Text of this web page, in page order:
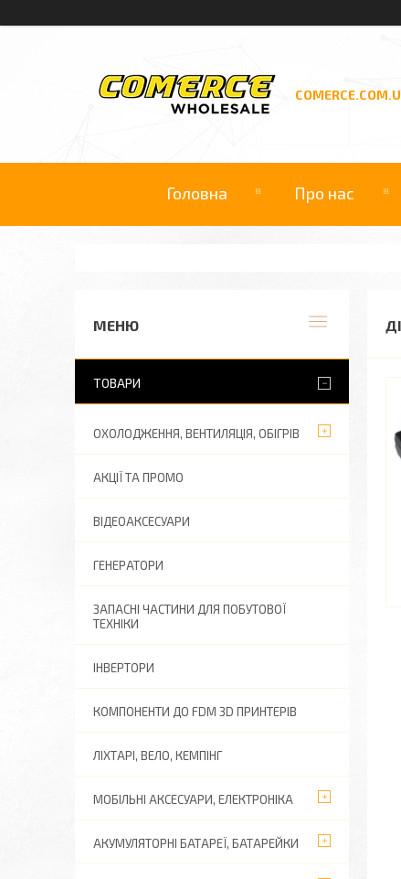
Головна Про нас
ТОВАРИ
ОХОЛОДЖЕННЯ, ВЕНТИЛЯЦІЯ, ОБІГРІВ
АКЦІЇ ТА ПРОМО
ВІДЕОАКСЕСУАРИ
ГЕНЕРАТОРИ
ЗАПАСНІ ЧАСТИНИ ДЛЯ ПОБУТОВОЇ
ТЕХНІКИ
ІНВЕРТОРИ
КОМПОНЕНТИ ДО FDM 3D ПРИНТЕРІВ
ЛІХТАРІ, ВЕЛО, КЕМПІНГ
МОБІЛЬНІ АКСЕСУАРИ, ЕЛЕКТРОНІКА
АКУМУЛЯТОРНІ БАТАРЕЇ, БАТАРЕЙКИ